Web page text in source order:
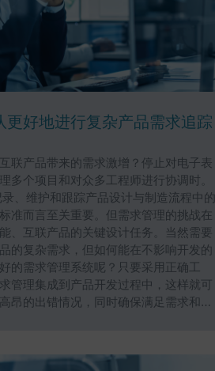
更好地进行复杂产品需求追踪
联产品带来的需求激增？停止对电子表
多个项目和对众多工程师进行协调时。
、维护和跟踪产品设计与制造流程中的
准而言至关重要。但需求管理的挑战在
、互联产品的关键设计任务。当然需要
的复杂需求，但如何能在不影响开发的
的需求管理系统呢？只要采用正确工
管理集成到产品开发过程中，这样就可
昂的出错情况，同时确保满足需求和…